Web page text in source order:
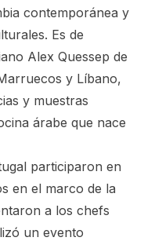
contemporánea y
Es de
Alex Quessep de
y Líbano,
y muestras
árabe que nace
participaron en
en el marco de la
a los chefs
un evento